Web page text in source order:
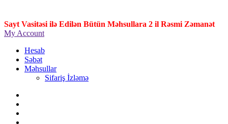
Sayt Vasitəsi ilə Edilən Bütün Məhsullara 2 il Rəsmi Zəmanət
My Account
Hesab
Səbət
Məhsullar
Sifariş İzləmə